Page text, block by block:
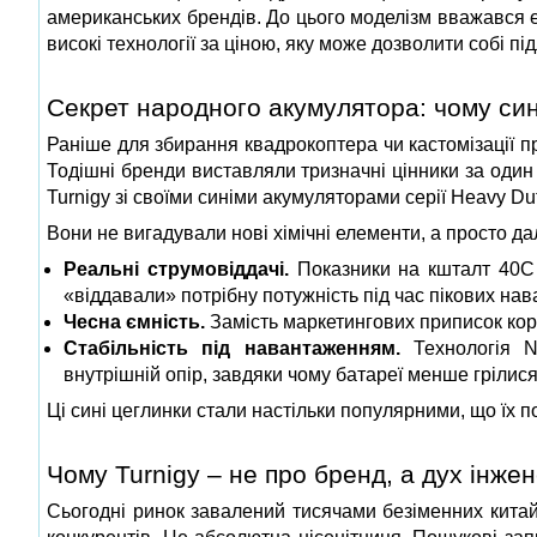
американських брендів. До цього моделізм
високі технології за ціною, яку може дозволити собі
Секрет народного акумулятора: чому
Раніше для збирання квадрокоптера чи кастомізації
Тодішні бренди виставляли тризначні цінники за
Turnigy зі своїми синіми акумуляторами серії Heavy
Вони не вигадували нові хімічні елементи, а просто
Реальні струмовіддачі.Показники на кшталт 40C
«віддавали» потрібну потужність під час пікових
Чесна ємність. Замість маркетингових приписок
Стабільність під навантаженням.Технологія
внутрішній опір, завдяки чому батареї менше
Ці сині цеглинки стали настільки популярними, що
Чому Turnigy – не про бренд, а дух
Сьогодні ринок завалений тисячами безіменних